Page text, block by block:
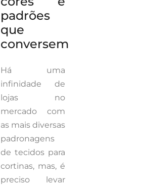
padrões
que
conversem
Há uma
infinidade de
lojas no
mercado com
as mais diversas
padronagens
de tecidos para
cortinas, mas, é
preciso levar